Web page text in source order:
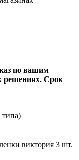
по вашим
решениях. Срок
типа)
виктория 3 шт.